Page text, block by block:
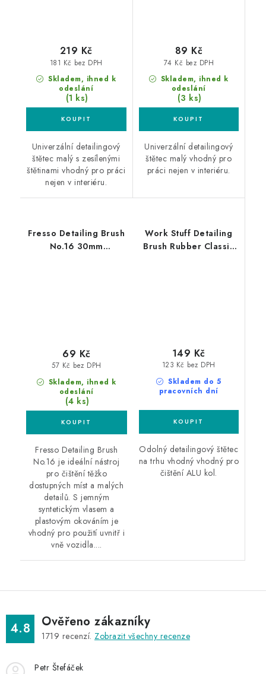
Skladem, ihned k
odeslání
(1 ks)
181 Kč bez DPH
219 Kč
Univerzální detailingový
štětec malý s zesílenými
štětinami vhodný pro práci
nejen v interiéru.
Skladem, ihned k
odeslání
(3 ks)
74 Kč bez DPH
89 Kč
Univerzální detailingový
štětec malý vhodný pro
práci nejen v interiéru.
Fresso Detailing Brush
No.16 30mm
Skladem, ihned k
odeslání
(4 ks)
57 Kč bez DPH
69 Kč
Fresso Detailing Brush
No.16 je ideální nástroj
pro čištění těžko
dostupných míst a malých
detailů. S jemným
syntetickým vlasem a
plastovým okováním je
vhodný pro použití uvnitř i
vně vozidla....
Work Stuff Detailing
Brush Rubber Classic
Skladem do 5
pracovních dní
123 Kč bez DPH
149 Kč
Odolný detailingový štětec
na trhu vhodný vhodný pro
čištění ALU kol.
4.8 Ověřeno zákazníky
1719 recenzí. Zobrazit všechny recenze
Petr Štefáček